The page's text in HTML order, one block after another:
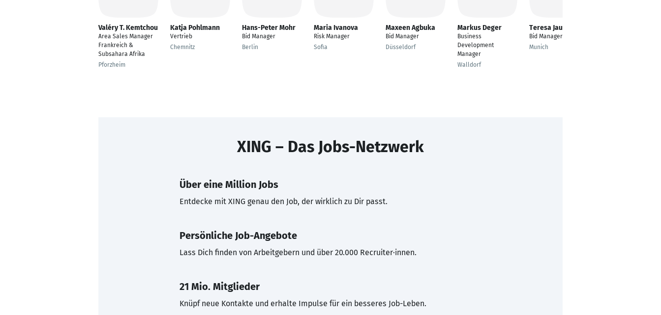
Valéry T. Kemtchou
Area Sales Manager
Frankreich &
Subsahara Afrika
Pforzheim
Katja Pohlmann
Vertrieb
Chemnitz
Hans-Peter Mohr
Bid Manager
Berlin
Maria Ivanova
Risk Manager
Sofia
Maxeen Agbuka
Bid Manager
Düsseldorf
Markus Deger
Business
Development
Manager
Walldorf
Teresa Jaufmann
Bid Manager
Munich
XING – Das Jobs-Netzwerk
Über eine Million Jobs
Entdecke mit XING genau den Job, der wirklich zu Dir passt.
Persönliche Job-Angebote
Lass Dich finden von Arbeitgebern und über 20.000 Recruiter·innen.
21 Mio. Mitglieder
Knüpf neue Kontakte und erhalte Impulse für ein besseres Job-Leben.